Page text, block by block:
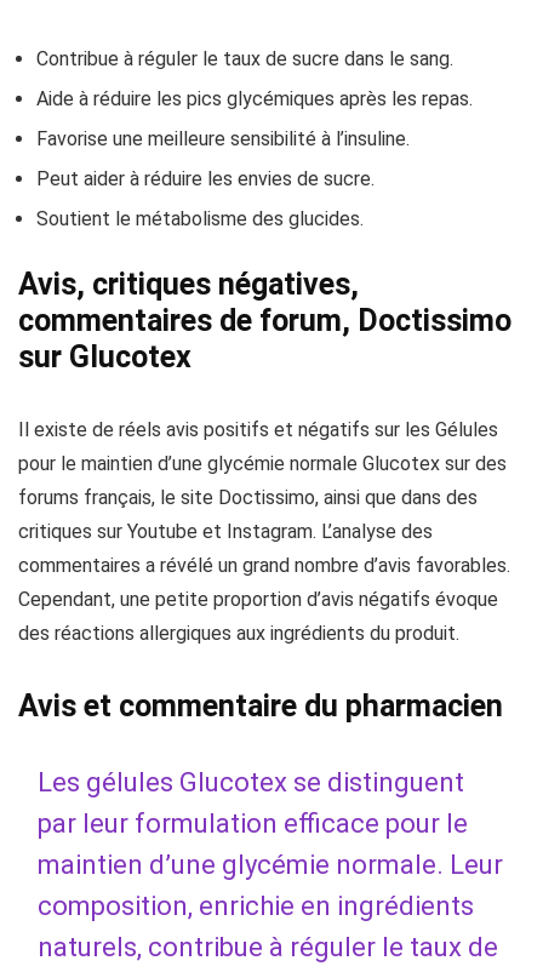
Contribue à réguler le taux de sucre dans le sang.
Aide à réduire les pics glycémiques après les repas.
Favorise une meilleure sensibilité à l’insuline.
Peut aider à réduire les envies de sucre.
Soutient le métabolisme des glucides.
Avis, critiques négatives,
commentaires de forum, Doctissimo
sur Glucotex
Il existe de réels avis positifs et négatifs sur les Gélules
pour le maintien d’une glycémie normale Glucotex sur des
forums français, le site Doctissimo, ainsi que dans des
critiques sur Youtube et Instagram. L’analyse des
commentaires a révélé un grand nombre d’avis favorables.
Cependant, une petite proportion d’avis négatifs évoque
des réactions allergiques aux ingrédients du produit.
Avis et commentaire du pharmacien
Les gélules Glucotex se distinguent
par leur formulation efficace pour le
maintien d’une glycémie normale. Leur
composition, enrichie en ingrédients
naturels, contribue à réguler le taux de